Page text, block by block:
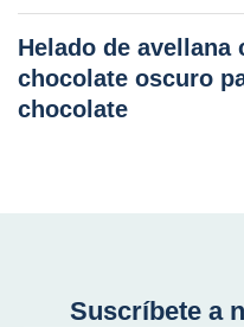
Helado de avellana
chocolate oscuro
chocolate
Suscríbete a